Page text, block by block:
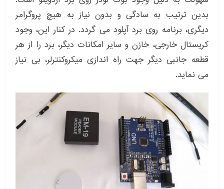
بدین ترتیب به سادگی و بدون نیاز به هیچ پروگرامر
دیگری، برنامه روی برد آپلود می گردد. در کنار این، وجود
کریستال خارجی، خازن و سایر امکانات دیگر، برد را از هر
قطعه جانبی دیگر جهت راه اندازی میکروکنترلر، بی نیاز
می نماید.